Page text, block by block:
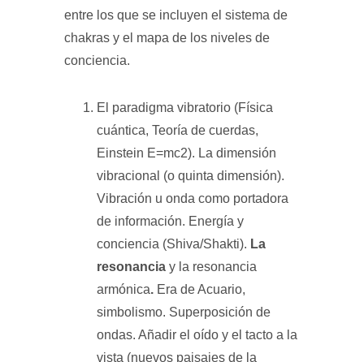
entre los que se incluyen el sistema de
chakras y el mapa de los niveles de
conciencia.
El paradigma vibratorio (Física
cuántica, Teoría de cuerdas,
Einstein E=mc2). La dimensión
vibracional (o quinta dimensión).
Vibración u onda como portadora
de información. Energía y
conciencia (Shiva/Shakti). La
resonancia y la resonancia
armónica. Era de Acuario,
simbolismo. Superposición de
ondas. Añadir el oído y el tacto a la
vista (nuevos paisajes de la